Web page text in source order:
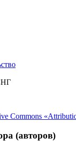
Commons
(авторов)